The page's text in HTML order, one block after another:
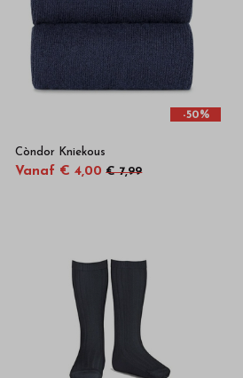
-50%
Còndor Kniekous
Vanaf € 4,00 € 7,99